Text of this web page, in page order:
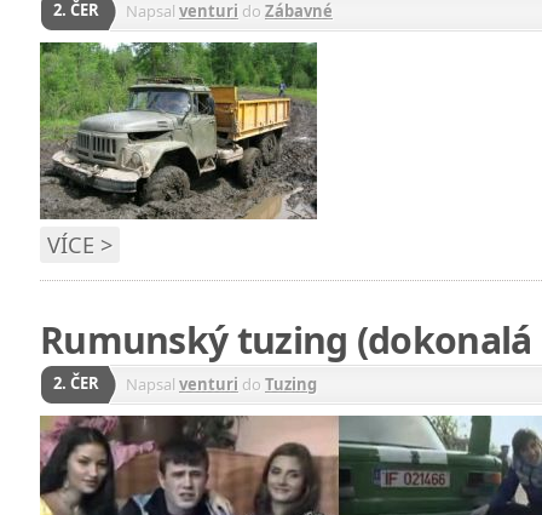
2. ČER Napsal venturi do Zábavné
VÍCE >
Rumunský tuzing
2. ČER Napsal venturi do Tuzing